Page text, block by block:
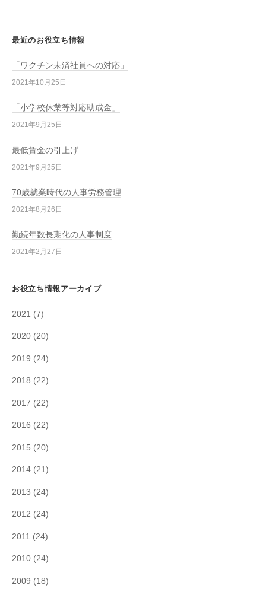
最近のお役立ち情報
「ワクチン未済社員への対応」
2021年10月25日
「小学校休業等対応助成金」
2021年9月25日
最低賃金の引上げ
2021年9月25日
70歳就業時代の人事労務管理
2021年8月26日
勤続年数長期化の人事制度
2021年2月27日
お役立ち情報アーカイブ
2021 (7)
2020 (20)
2019 (24)
2018 (22)
2017 (22)
2016 (22)
2015 (20)
2014 (21)
2013 (24)
2012 (24)
2011 (24)
2010 (24)
2009 (18)